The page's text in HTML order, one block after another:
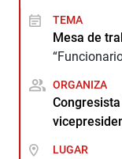
TEMA
Mesa de
ORGANIZA
LUGAR